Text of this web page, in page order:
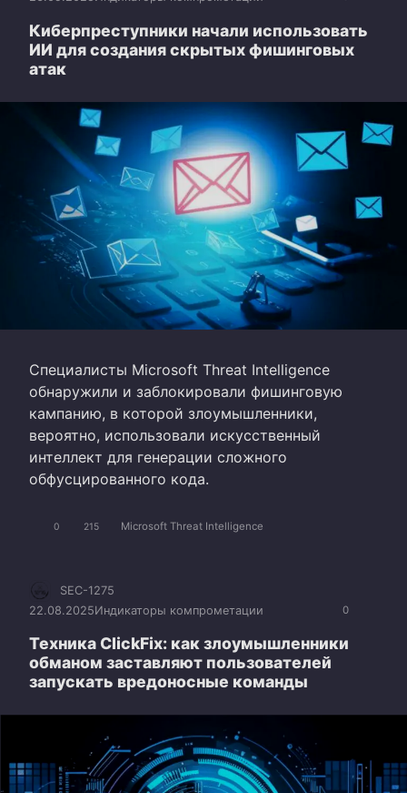
Киберпреступники начали использовать
ИИ для создания скрытых фишинговых
атак
Специалисты Microsoft Threat Intelligence
обнаружили и заблокировали фишинговую
кампанию, в которой злоумышленники,
вероятно, использовали искусственный
интеллект для генерации сложного
обфусцированного кода.
0 215 Microsoft Threat Intelligence
0
SEC-1275
22.08.2025Индикаторы компрометации
Техника ClickFix: как злоумышленники
обманом заставляют пользователей
запускать вредоносные команды